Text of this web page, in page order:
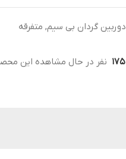
دوربین گردان بی سیم, متفرقه
175 نفر در حال مشاهده این